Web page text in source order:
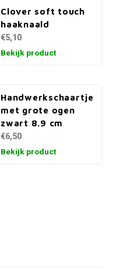
Clover soft touch
haaknaald
€5,10
Bekijk product
Handwerkschaartje
met grote ogen
zwart 8.9 cm
€6,50
Bekijk product